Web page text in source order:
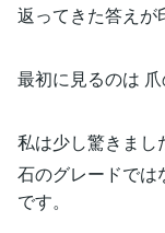
返ってきた答えが
最初に見るのは 爪
私は少し驚きまし
石のグレードでは
です。